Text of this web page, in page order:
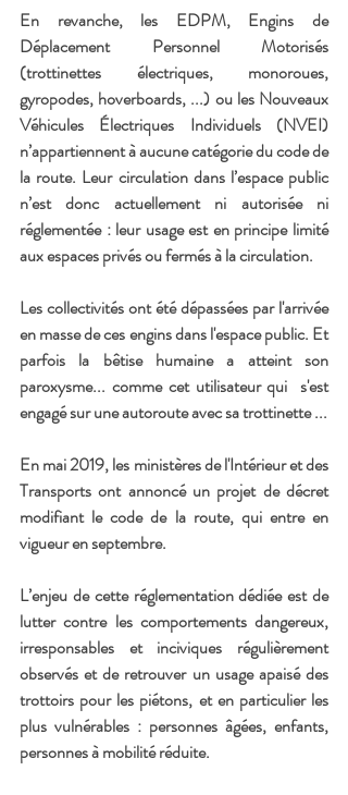
En revanche, les EDPM, Engins de
Déplacement Personnel Motorisés
(trottinettes électriques, monoroues,
gyropodes, hoverboards, ...) ou les Nouveaux
Véhicules Électriques Individuels (NVEI)
n’appartiennent à aucune catégorie du code de
la route. Leur circulation dans l’espace public
n’est donc actuellement ni autorisée ni
réglementée : leur usage est en principe limité
aux espaces privés ou fermés à la circulation.
Les collectivités ont été dépassées par l'arrivée
en masse de ces engins dans l'espace public. Et
parfois la bêtise humaine a atteint son
paroxysme... comme cet utilisateur qui  s'est
engagé sur une autoroute avec sa trottinette ...
En mai 2019, les ministères de l'Intérieur et des
Transports ont annoncé un projet de décret
modifiant le code de la route, qui entre en
vigueur en septembre.
L’enjeu de cette réglementation dédiée est de
lutter contre les comportements dangereux,
irresponsables et inciviques régulièrement
observés et de retrouver un usage apaisé des
trottoirs pour les piétons, et en particulier les
plus vulnérables : personnes âgées, enfants,
personnes à mobilité réduite.